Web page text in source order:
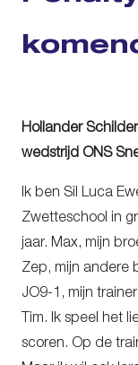
Hollander
wedstrijd ONS
Ik ben Sil Luca
Zwetteschool in
jaar. Max, mijn
Zep, mijn andere
JO9-1, mijn
Tim. Ik speel het
scoren. Op de